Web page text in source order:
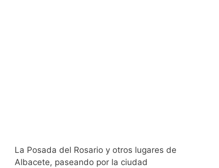
La Posada del Rosario y otros lugares de
Albacete, paseando por la ciudad